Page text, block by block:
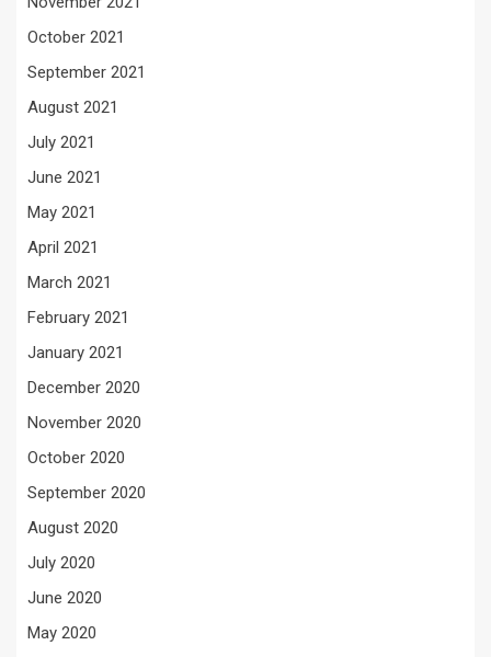
October 2021
September 2021
August 2021
July 2021
June 2021
May 2021
April 2021
March 2021
February 2021
January 2021
December 2020
November 2020
October 2020
September 2020
August 2020
July 2020
June 2020
May 2020